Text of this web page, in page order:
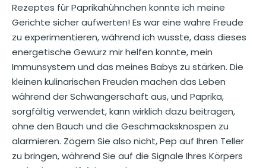
Rezeptes für Paprikahühnchen konnte ich meine
Gerichte sicher aufwerten! Es war eine wahre Freude
zu experimentieren, während ich wusste, dass dieses
energetische Gewürz mir helfen konnte, mein
Immunsystem und das meines Babys zu stärken. Die
kleinen kulinarischen Freuden machen das Leben
während der Schwangerschaft aus, und Paprika,
sorgfältig verwendet, kann wirklich dazu beitragen,
ohne den Bauch und die Geschmacksknospen zu
alarmieren. Zögern Sie also nicht, Pep auf Ihren Teller
zu bringen, während Sie auf die Signale Ihres Körpers